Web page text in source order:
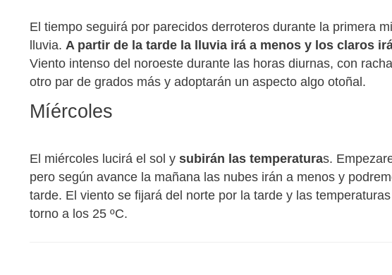
El tiempo seguirá por parecidos derroteros durante la primera
lluvia. A partir de la tarde la lluvia irá a menos y los claros
Viento intenso del noroeste durante las horas diurnas, con
otro par de grados más y adoptarán un aspecto algo otoñal.
Míércoles
El miércoles lucirá el sol y subirán las temperaturas.
pero según avance la mañana las nubes irán a menos y
tarde. El viento se fijará del norte por la tarde y las
torno a los 25 ºC.